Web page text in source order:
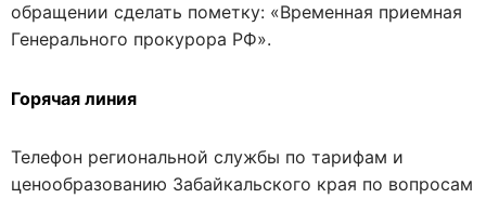
обращении сделать пометку: «Временная приемная
Генерального прокурора РФ».
Горячая линия
Телефон региональной службы по тарифам и
ценообразованию Забайкальского края по вопросам